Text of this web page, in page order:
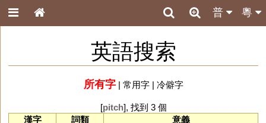
粵
普
英語搜索
所有字| 常用字| 冷僻字
[pitch], 找到 3 個
漢字
詞類
意義